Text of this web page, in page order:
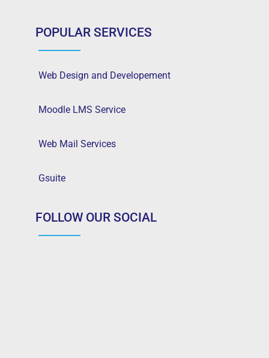
POPULAR SERVICES
Web Design and Developement
Moodle LMS Service
Web Mail Services
Gsuite
FOLLOW OUR SOCIAL